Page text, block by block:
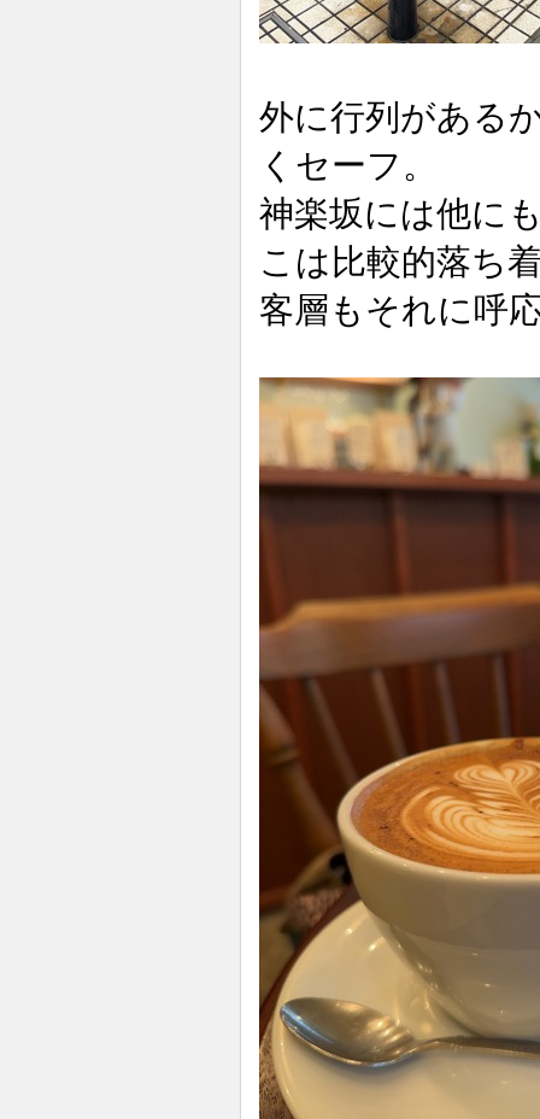
外に行列がある
くセーフ。
神楽坂には他に
こは比較的落ち
客層もそれに呼